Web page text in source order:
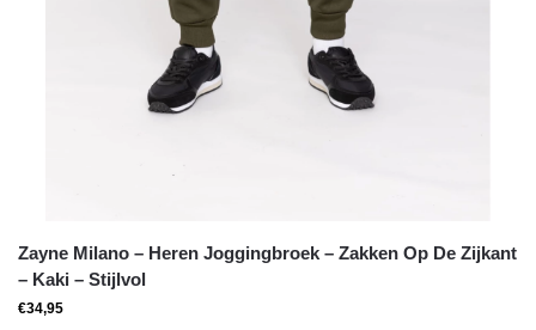
Zayne Milano – Heren Joggingbroek – Zakken Op De Zijkant
– Kaki – Stijlvol
€34,95